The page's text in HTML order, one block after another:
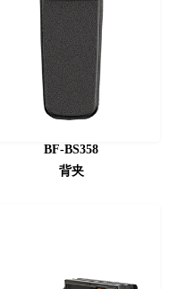
BF-BS358
背夹